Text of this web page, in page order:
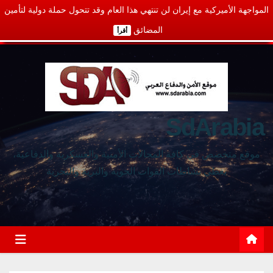
المواجهة الأميركية مع إيران لن تنتهي هذا العام وقد تتحول حملة دولية لتأمين
المضائق أقرأ
SdArabia
موقع متخصص في كافة المجالات الأمنية والعسكرية والدفاعية،
يغطي نشاطات القوات الجوية والبرية والبحرية